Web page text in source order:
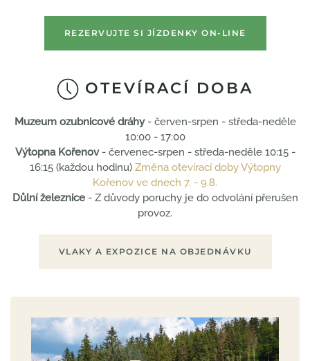
REZERVUJTE SI JÍZDENKY ON-LINE
OTEVÍRACÍ DOBA
Muzeum ozubnicové dráhy- červen-srpen - středa-neděle
10:00 - 17:00
Výtopna Kořenov- červenec-srpen - středa-neděle 10:15 -
16:15 (každou hodinu) Změna otevírací doby Výtopny
Kořenov ve dnech 7. - 9.8.
Důlní železnice- Z důvody poruchy je do odvolání přerušen
provoz.
VLAKY A EXPOZICE NA OBJEDNÁVKU